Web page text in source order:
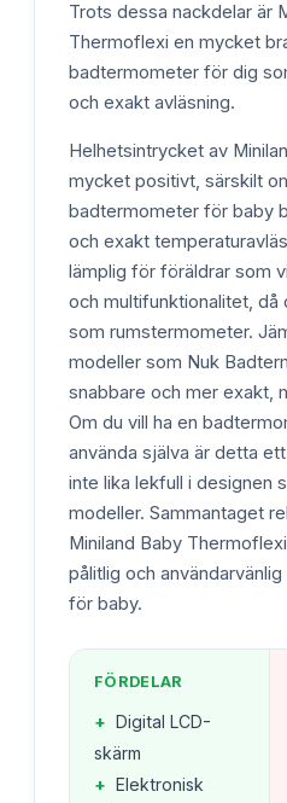
Trots dessa nackdelar är
Thermoflexi en mycket
badtermometer för dig
och exakt avläsning.
Helhetsintrycket av
mycket positivt, särskilt
badtermometer för baby
och exakt
lämplig för föräldrar som
och multifunktionalitet, då
som rumstermometer.
modeller som Nuk
snabbare och mer exakt,
Om du vill ha en
använda själva är detta
inte lika lekfull i designen
modeller. Sammantaget
Miniland Baby
pålitlig och
för baby.
FÖRDELAR
+ Digital LCD-
skärm
+ Elektronisk